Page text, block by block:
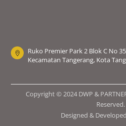
Ruko Premier Park 2 Blok C No
Kecamatan Tangerang, Kota
Copyright © 2024 DWP &
Reserved.
Designed &